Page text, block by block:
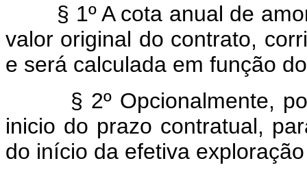
§ 1º A cota anual de
valor original do contrato,
e será calculada em função
§ 2º Opcionalmente,
inicio do prazo contratual,
do início da efetiva